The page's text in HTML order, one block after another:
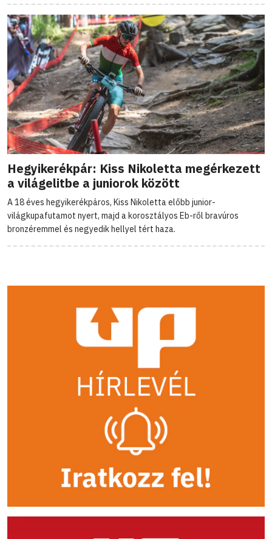
Hegyikerékpár: Kiss Nikoletta megérkezett
a világelitbe a juniorok között
A 18 éves hegyikerékpáros, Kiss Nikoletta előbb junior-
világkupafutamot nyert, majd a korosztályos Eb-ről bravúros
bronzéremmel és negyedik hellyel tért haza.